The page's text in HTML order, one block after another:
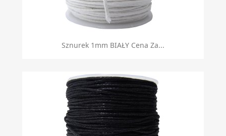
Sznurek 1mm BIAŁY Cena Za...